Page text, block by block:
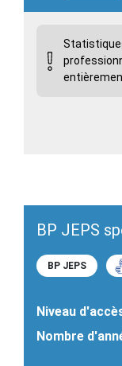
BP JEPS
BP JEPS
Niveau
Nombre